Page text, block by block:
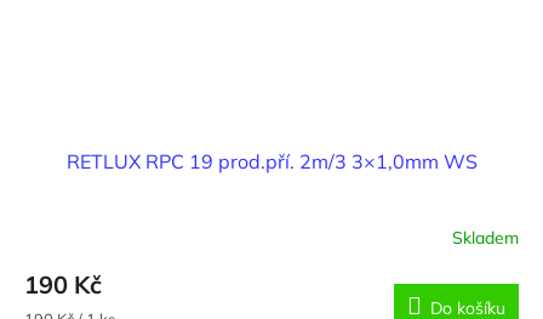
RETLUX RPC 19 prod.pří. 2m/3 3×1,0mm WS
Skladem
190 Kč
Do košíku